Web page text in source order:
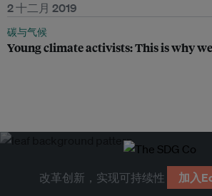
2 十二月 2019
碳与气候
Young climate activists: This is why
改革创新，实现可持续性 加入